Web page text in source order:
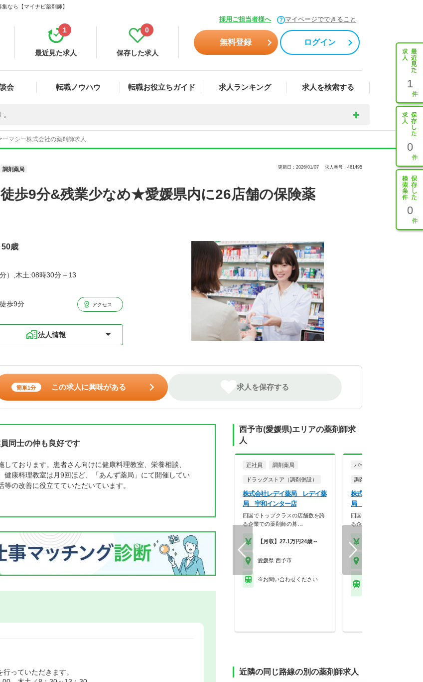
なら【マイナビ薬剤師】
採用ご担当者様へ マイページでできること
最近見た求人
1
保存した求人
0
無料登録 ログイン
会 転職ノウハウ 転職お役立ちガイド 求人ランキング 求人を検索する 1
0
0
マシー株式会社の薬剤師求人
調剤薬局 更新日：2026/01/07 求人番号：461495
徒歩9分&残業少なめ★愛媛県内に26店舗の保険薬
50歳
）,木土:08時30分～13
歩9分 アクセス
法人情報
簡単1分 この求人に興味がある 求人を保存する
同士の仲も良好です
ております。患者さん向けに健康料理教室、栄養相談、
健康料理教室は月9回ほど、「あんず薬局」にて開催してい
の改善に役立てていただいています。
っていただきます。
西予市(愛媛県)エリアの薬剤師求
人
正社員 調剤薬局
ドラッグストア（調剤併設）
株式会社レデイ薬局 レデイ薬
局 宇和インター店
四国でトップクラスの店舗数を誇
る企業での薬剤師の募…
【月収】27.1万円24歳～
愛媛県 西予市
※お問い合わせください
パート・アルバイト
調剤薬局
株式会社レデイ薬局 レ
局 れんげ店
四国でトップクラスの店舗
る企業での薬剤師の募…
近隣の同じ路線の別の薬剤師求人